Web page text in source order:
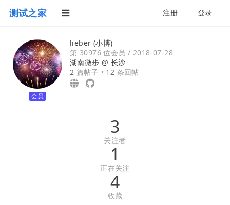
测试之家 注册 登录
会员
lieber (小博)
第 30976 位会员 / 2018-07-28
湖南微步 @ 长沙
2 篇帖子 • 12 条回帖
3
关注者
1
正在关注
4
收藏